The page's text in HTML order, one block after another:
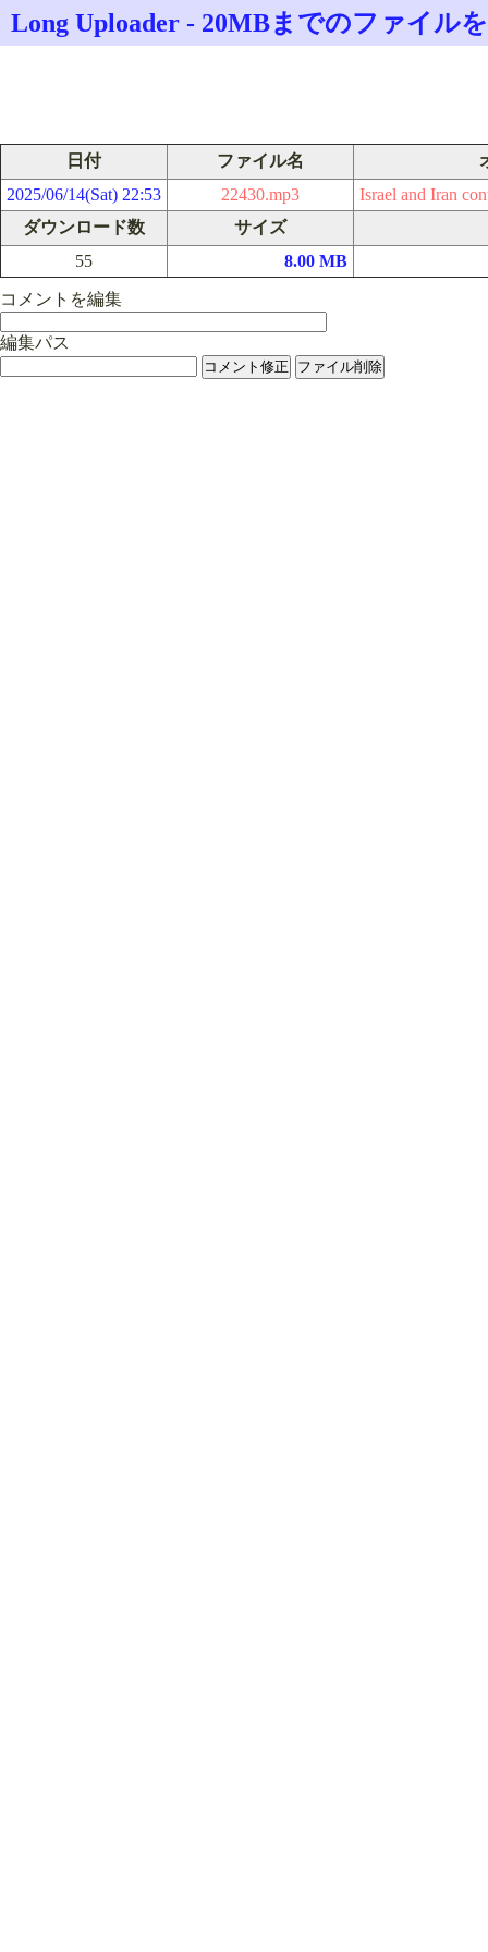
Long Uploader - 20MBまでのファイル
日付 ファイル名
2025/06/14(Sat) 22:53
22430.mp3
Israel and Iran
ダウンロード数
サイズ
55
8.00 MB
コメントを編集
編集パス